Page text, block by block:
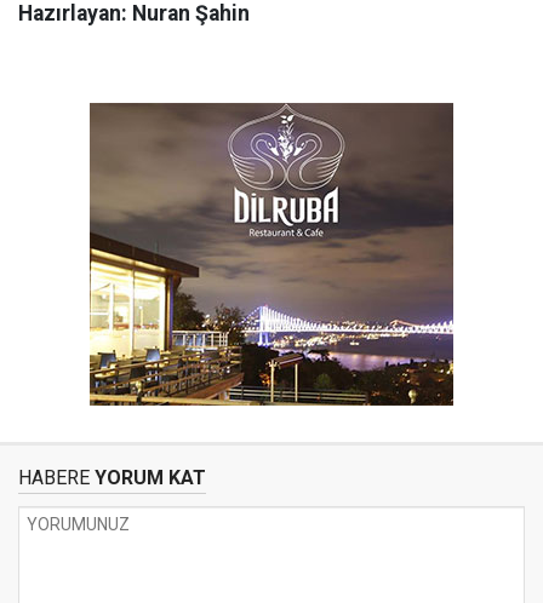
Hazırlayan: Nuran Şahin
HABERE YORUM KAT